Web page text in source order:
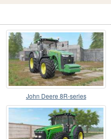
John Deere 8R-series